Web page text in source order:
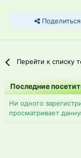
Поделиться
Перейти к списку
Последние
Ни одного
просматривает